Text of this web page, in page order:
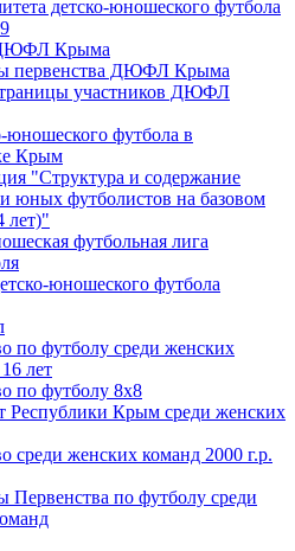
детско-юношеского футбола
Крыма
первенства ДЮФЛ Крыма
участников ДЮФЛ
юношеского футбола в
Крым
"Структура и содержание
юных футболистов на базовом
лет)"
футбольная лига
юношеского футбола
по футболу среди женских
лет
по футболу 8х8
Республики Крым среди женских
среди женских команд 2000 г.р.
Первенства по футболу среди